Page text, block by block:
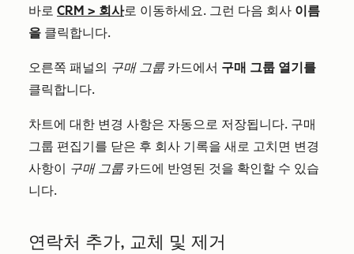
바로 CRM > 회사로 이동하세요. 그런 다음 회사 이름
을 클릭합니다.
오른쪽 패널의 구매 그룹 카드에서 구매 그룹 열기를
클릭합니다.
차트에 대한 변경 사항은 자동으로 저장됩니다. 구매
그룹 편집기를 닫은 후 회사 기록을 새로 고치면 변경
사항이
구매 그룹 카드에 반영된 것을 확인할 수 있습
니다.
연락처 추가, 교체 및 제거